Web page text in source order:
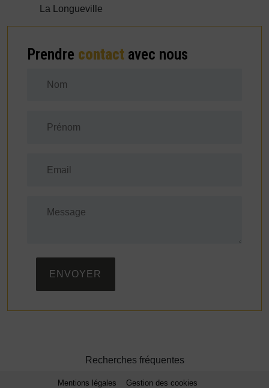
La Longueville
Prendre contact avec nous
ENVOYER
Recherches fréquentes
Mentions légales Gestion des cookies